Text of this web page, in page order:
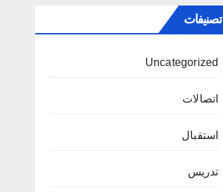
تصنيفات
Uncategorized
اتصالات
استقبال
تدريس